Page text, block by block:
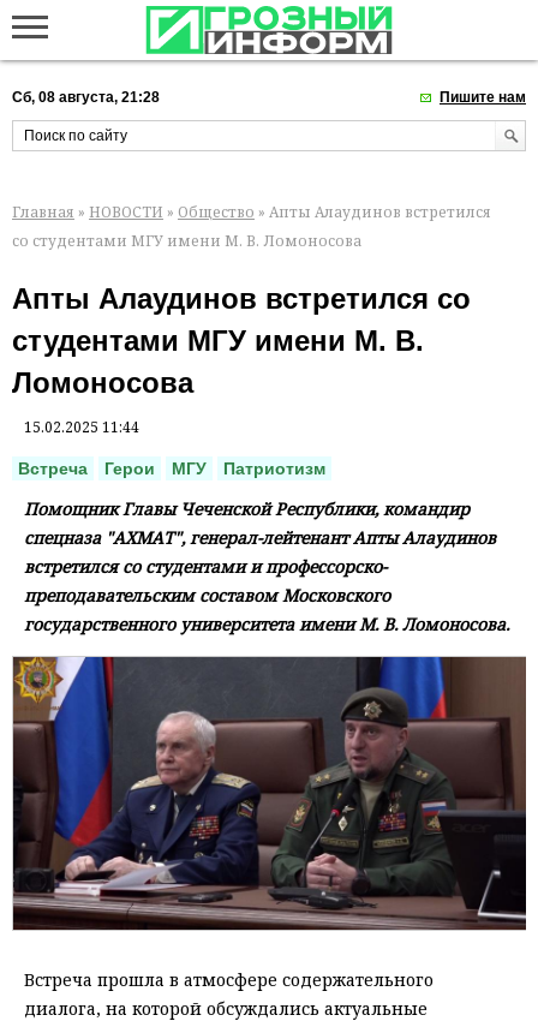
Сб, 08 августа, 21:28 Пишите нам
Главная » НОВОСТИ » Общество » Апты Алаудинов встретился
со студентами МГУ имени М. В. Ломоносова
Апты Алаудинов встретился со
студентами МГУ имени М. В.
Ломоносова
15.02.2025 11:44
Встреча Герои МГУ Патриотизм
Помощник Главы Чеченской Республики, командир
спецназа "АХМАТ", генерал-лейтенант Апты Алаудинов
встретился со студентами и профессорско-
преподавательским составом Московского
государственного университета имени М. В. Ломоносова.
Встреча прошла в атмосфере содержательного
диалога, на которой обсуждались актуальные